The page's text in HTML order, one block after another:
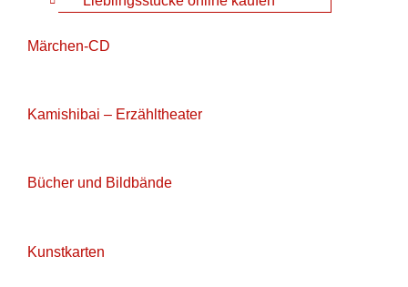
Märchen-CD
Kamishibai – Erzähltheater
Bücher und Bildbände
Kunstkarten